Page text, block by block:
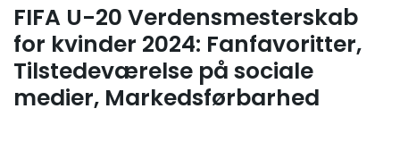
FIFA U-20 Verdensmesterskab
for kvinder 2024: Fanfavoritter,
Tilstedeværelse på sociale
medier, Markedsførbarhed